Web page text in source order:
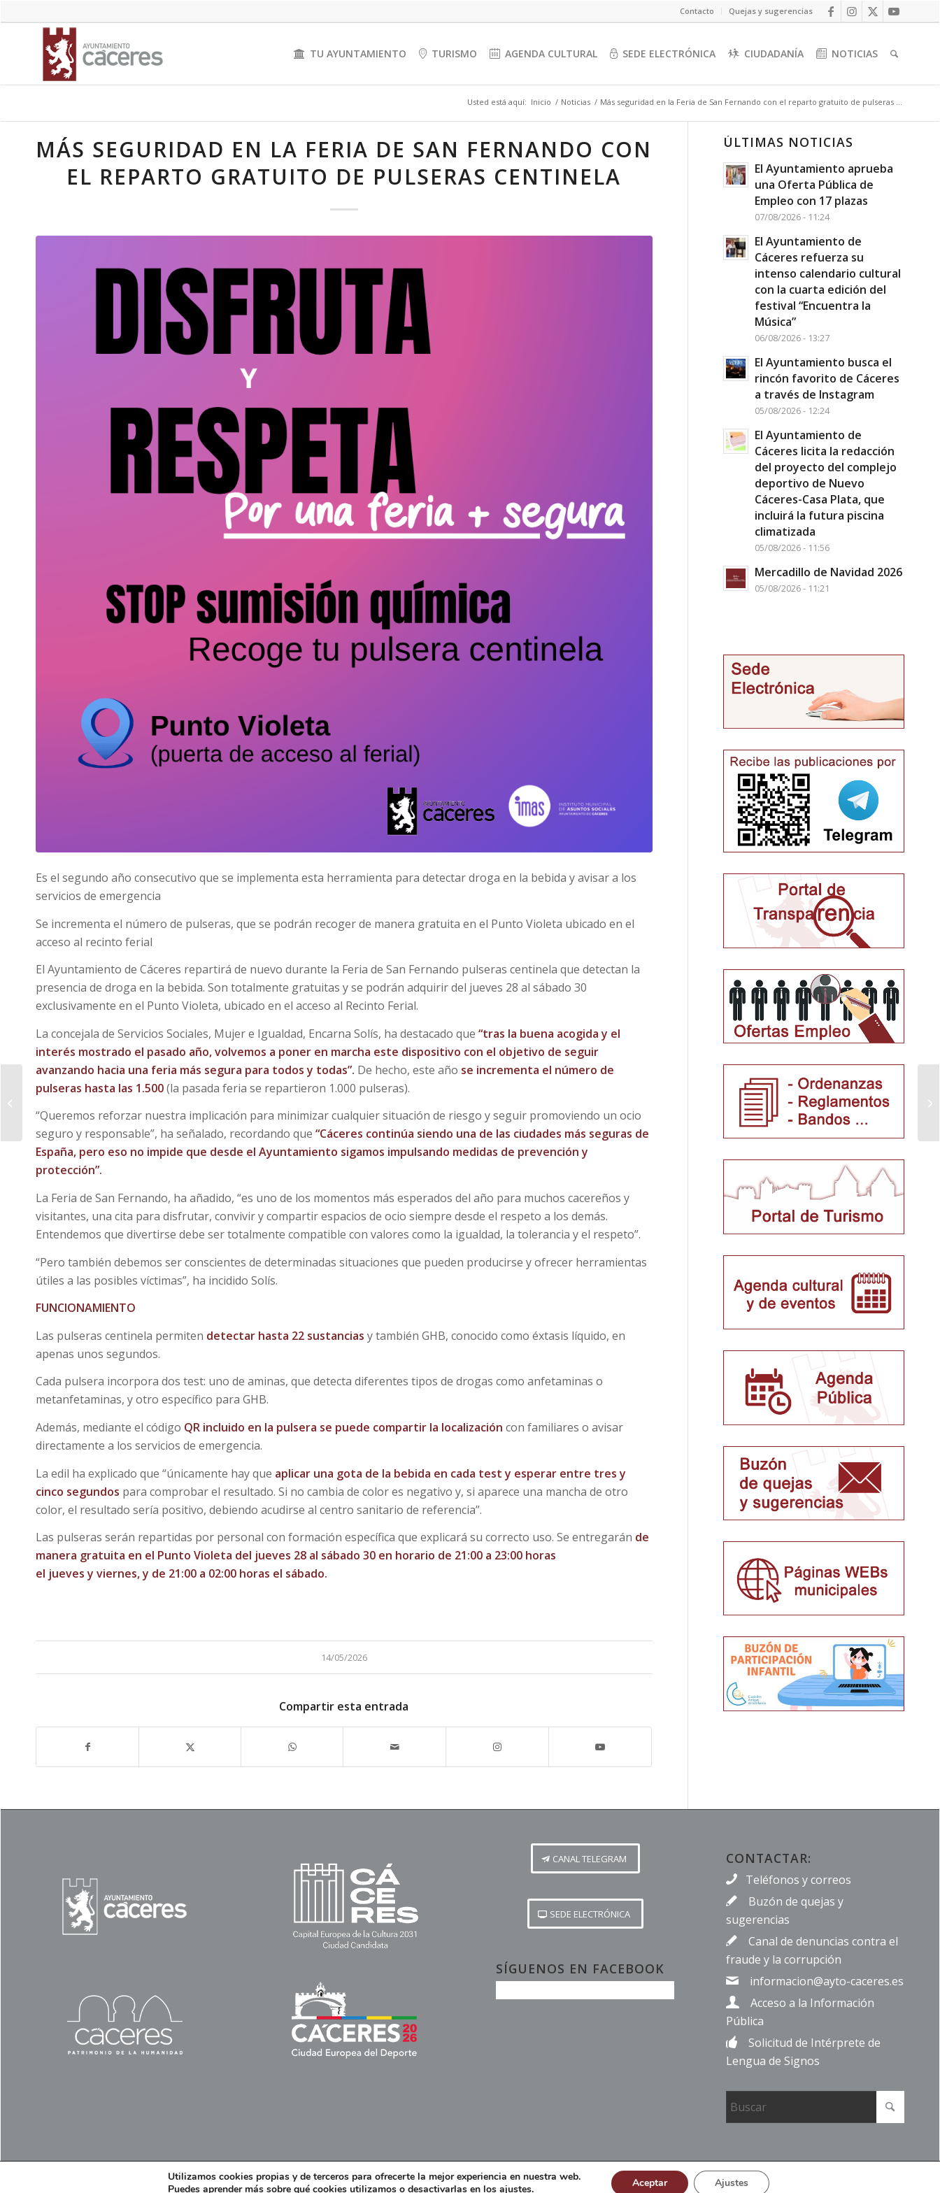
Contacto Quejas y sugerencias
TU AYUNTAMIENTO TURISMO AGENDA CULTURAL SEDE ELECTRÓNICA CIUDADANÍA NOTICIAS
Usted está aquí: Inicio / Noticias / Más seguridad en la Feria de San Fernando con el reparto gratuito de pulseras ...
MÁS SEGURIDAD EN LA FERIA DE SAN FERNANDO CON
EL REPARTO GRATUITO DE PULSERAS CENTINELA
Es el segundo año consecutivo que se implementa esta herramienta para detectar droga en la bebida y avisar a los
servicios de emergencia
Se incrementa el número de pulseras, que se podrán recoger de manera gratuita en el Punto Violeta ubicado en el
acceso al recinto ferial
El Ayuntamiento de Cáceres repartirá de nuevo durante la Feria de San Fernando pulseras centinela que detectan la
presencia de droga en la bebida. Son totalmente gratuitas y se podrán adquirir del jueves 28 al sábado 30
exclusivamente en el Punto Violeta, ubicado en el acceso al Recinto Ferial.
La concejala de Servicios Sociales, Mujer e Igualdad, Encarna Solís, ha destacado que “tras la buena acogida y el
interés mostrado el pasado año, volvemos a poner en marcha este dispositivo con el objetivo de seguir
avanzando hacia una feria más segura para todos y todas”. De hecho, este año se incrementa el número de
pulseras hasta las 1.500(la pasada feria se repartieron 1.000 pulseras).
“Queremos reforzar nuestra implicación para minimizar cualquier situación de riesgo y seguir promoviendo un ocio
seguro y responsable”, ha señalado, recordando que “Cáceres continúa siendo una de las ciudades más seguras de
España, pero eso no impide que desde el Ayuntamiento sigamos impulsando medidas de prevención y
protección”.
La Feria de San Fernando, ha añadido, “es uno de los momentos más esperados del año para muchos cacereños y
visitantes, una cita para disfrutar, convivir y compartir espacios de ocio siempre desde el respeto a los demás.
Entendemos que divertirse debe ser totalmente compatible con valores como la igualdad, la tolerancia y el respeto”.
“Pero también debemos ser conscientes de determinadas situaciones que pueden producirse y ofrecer herramientas
útiles a las posibles víctimas”, ha incidido Solís.
FUNCIONAMIENTO
Las pulseras centinela permiten detectar hasta 22 sustancias y también GHB, conocido como éxtasis líquido, en
apenas unos segundos.
Cada pulsera incorpora dos test: uno de aminas, que detecta diferentes tipos de drogas como anfetaminas o
metanfetaminas, y otro específico para GHB.
Además, mediante el código QR incluido en la pulsera se puede compartir la localización con familiares o avisar
directamente a los servicios de emergencia.
La edil ha explicado que “únicamente hay que aplicar una gota de la bebida en cada test y esperar entre tres y
cinco segundos para comprobar el resultado. Si no cambia de color es negativo y, si aparece una mancha de otro
color, el resultado sería positivo, debiendo acudirse al centro sanitario de referencia”.
Las pulseras serán repartidas por personal con formación específica que explicará su correcto uso. Se entregarán de
manera gratuita en el Punto Violeta del jueves 28 al sábado 30 en horario de 21:00 a 23:00 horas
el jueves y viernes, y de 21:00 a 02:00 horas el sábado.
14/05/2026
Compartir esta entrada
ÚLTIMAS NOTICIAS
El Ayuntamiento aprueba
una Oferta Pública de
Empleo con 17 plazas
07/08/2026 - 11:24
El Ayuntamiento de
Cáceres refuerza su
intenso calendario cultural
con la cuarta edición del
festival “Encuentra la
Música”
06/08/2026 - 13:27
El Ayuntamiento busca el
rincón favorito de Cáceres
a través de Instagram
05/08/2026 - 12:24
El Ayuntamiento de
Cáceres licita la redacción
del proyecto del complejo
deportivo de Nuevo
Cáceres-Casa Plata, que
incluirá la futura piscina
climatizada
05/08/2026 - 11:56
Mercadillo de Navidad 2026
05/08/2026 - 11:21
CANAL TELEGRAM
SEDE ELECTRÓNICA
SÍGUENOS EN FACEBOOK
CONTACTAR:
Teléfonos y correos
Buzón de quejas y
sugerencias
Canal de denuncias contra el
fraude y la corrupción
informacion@ayto-caceres.es
Acceso a la Información
Pública
Solicitud de Intérprete de
Lengua de Signos
Excmo. Ayuntamiento de Cáceres. Plaza Mayor, nº1 10003 Cáceres. Política de privacidad Política de Seguridad Política de cookies Accesibilidad Mapa del sitio Contacto
Bando desbroce y
limpieza de terrenos
Utilizamos cookies propias y de terceros para ofrecerte la mejor experiencia en nuestra web.
Puedes aprender más sobre qué cookies utilizamos o desactivarlas en los ajustes. Aceptar Ajustes